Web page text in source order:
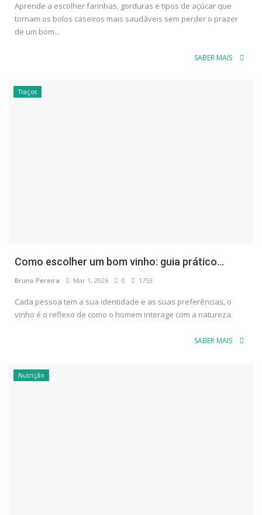
Aprende a escolher farinhas, gorduras e tipos de açúcar que
tornam os bolos caseiros mais saudáveis sem perder o prazer
de um bom...
SABER MAIS
Traços
Como escolher um bom vinho: guia prático...
Bruno Pereira Mar 1, 2026 0 1753
Cada pessoa tem a sua identidade e as suas preferências, o
vinho é o reflexo de como o homem interage com a natureza.
SABER MAIS
Nutrição